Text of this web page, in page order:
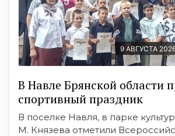
9 АВГУСТА
В Навле Брянской области
спортивный праздник
В поселке Навля, в парке
М. Князева отметили